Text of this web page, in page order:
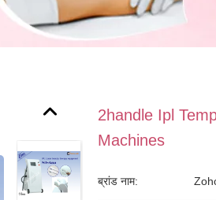
2handle Ipl
Machines
ब्रांड नाम: